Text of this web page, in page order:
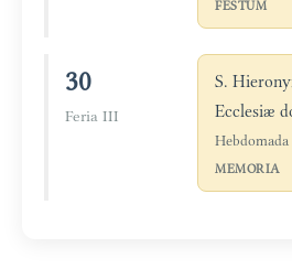
FESTUM
30
Feria III
S.
Ecclesiæ
MEMORIA